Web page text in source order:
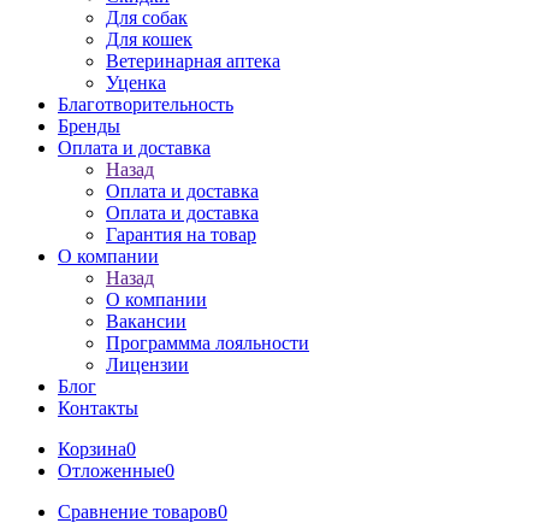
Для собак
Для кошек
Ветеринарная аптека
Уценка
Благотворительность
Бренды
Оплата и доставка
Назад
Оплата и доставка
Оплата и доставка
Гарантия на товар
О компании
Назад
О компании
Вакансии
Программма лояльности
Лицензии
Блог
Контакты
Корзина0
Отложенные0
Сравнение товаров0